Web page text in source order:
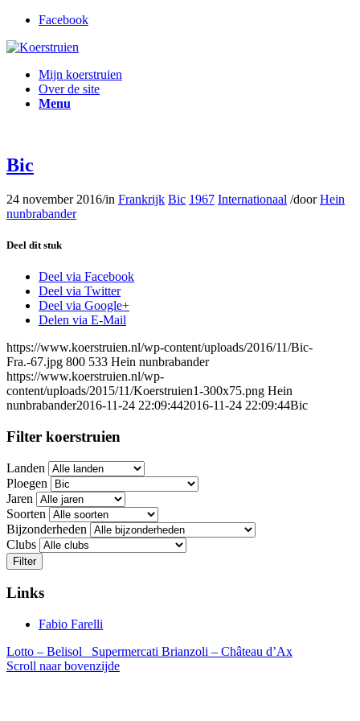
Facebook
Mijn koerstruien
Over de site
Menu
Bic
24 november 2016/in Frankrijk Bic 1967 Internationaal /doorHein
nunbrabander
Deel dit stuk
Deel via Facebook
Deel via Twitter
Deel via Google+
Delen via E-Mail
https://www.koerstruien.nl/wp-content/uploads/2016/11/Bic-
Fra.-67.jpg 800 533 Hein nunbrabander
https://www.koerstruien.nl/wp-
content/uploads/2015/11/Koerstruien1-300x75.png Hein
nunbrabander2016-11-24 22:09:442016-11-24 22:09:44Bic
Filter koerstruien
Landen
Ploegen
Jaren
Soorten
Bijzonderheden
Clubs
Filter
Links
Fabio Farelli
Lotto – Belisol
Supermercati Brianzoli – Château d’Ax
Scroll naar bovenzijde